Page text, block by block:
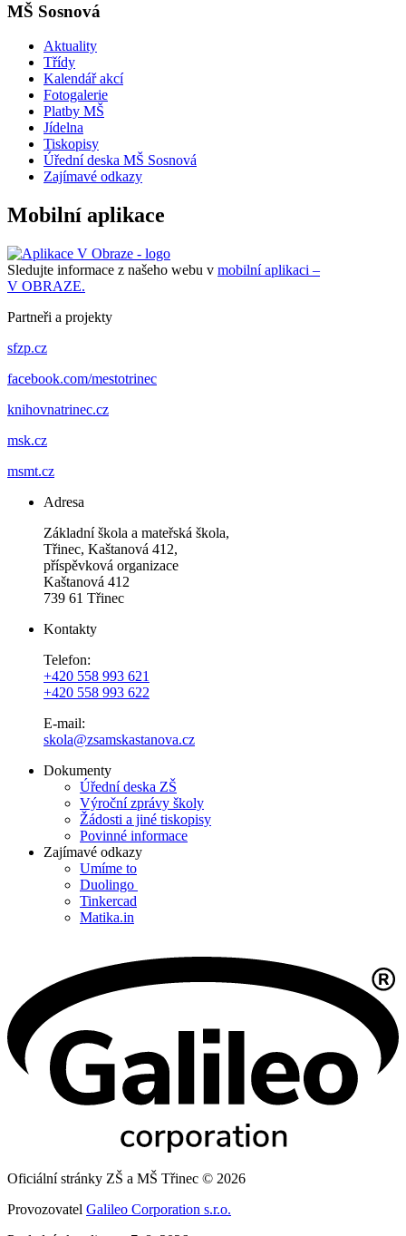
MŠ Sosnová
Aktuality
Třídy
Kalendář akcí
Fotogalerie
Platby MŠ
Jídelna
Tiskopisy
Úřední deska MŠ Sosnová
Zajímavé odkazy
Mobilní aplikace
Sledujte informace z našeho webu v mobilní aplikaci –
V OBRAZE.
Partneři a projekty
sfzp.cz
facebook.com/mestotrinec
knihovnatrinec.cz
msk.cz
msmt.cz
Adresa
Základní škola a mateřská škola,
Třinec, Kaštanová 412,
příspěvková organizace
Kaštanová 412
739 61 Třinec
Kontakty
Telefon:
+420 558 993 621
+420 558 993 622
E-mail:
skola@zsamskastanova.cz
Dokumenty
Úřední deska ZŠ
Výroční zprávy školy
Žádosti a jiné tiskopisy
Povinné informace
Zajímavé odkazy
Umíme to
Duolingo
Tinkercad
Matika.in
Oficiální stránky ZŠ a MŠ Třinec © 2026
Provozovatel Galileo Corporation s.r.o.